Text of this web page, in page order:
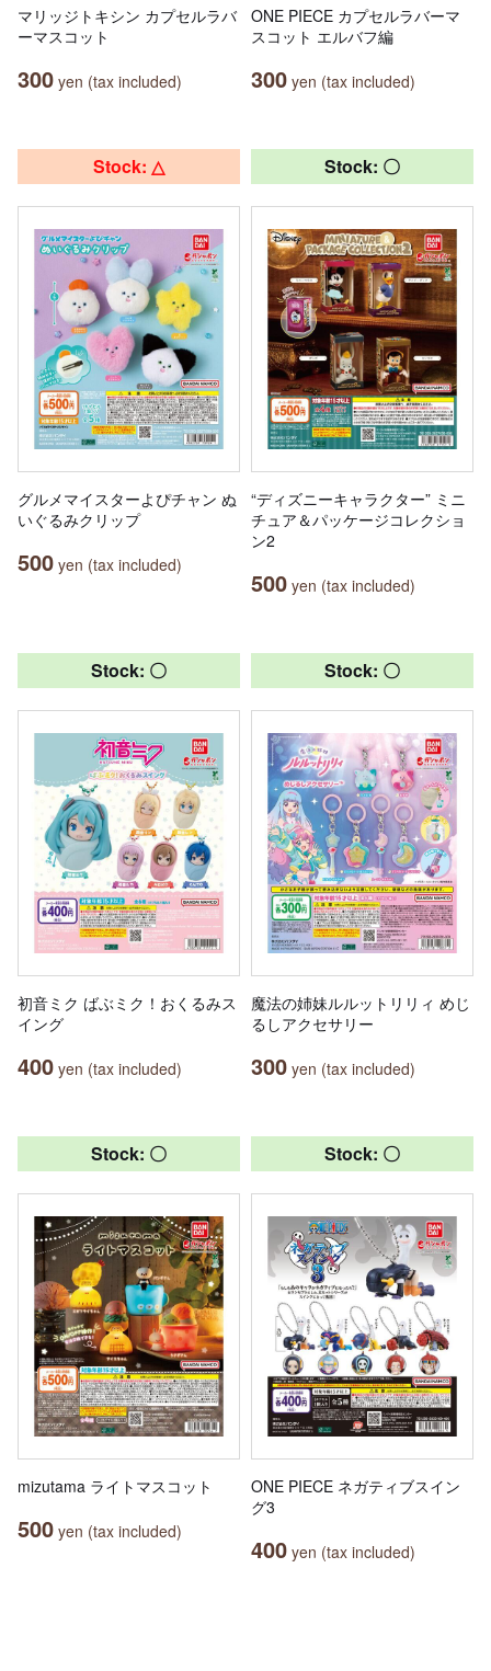
マリッジトキシン カプセルラバ
ーマスコット
300 yen (tax included)
ONE PIECE カプセルラバーマ
スコット エルバフ編
300 yen (tax included)
Stock: △
グルメマイスターよぴチャン ぬ
いぐるみクリップ
500 yen (tax included)
Stock: 〇
“ディズニーキャラクター” ミニ
チュア＆パッケージコレクショ
ン2
500 yen (tax included)
Stock: 〇
初音ミク ばぶミク！おくるみス
イング
400 yen (tax included)
Stock: 〇
魔法の姉妹ルルットリリィ めじ
るしアクセサリー
300 yen (tax included)
Stock: 〇
mizutama ライトマスコット
500 yen (tax included)
Stock: 〇
ONE PIECE ネガティブスイン
グ3
400 yen (tax included)